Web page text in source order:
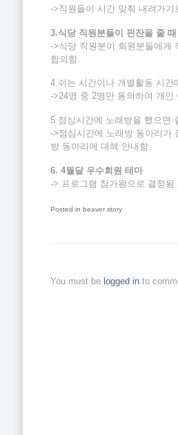
->직원들이 시간 맞춰 내려가기
3.식당 직원분들이 핀잔을 줄
->식당 직원분이 회원분들에게
합의함.
4.쉬는 시간이나 개별활동 시
->24명 중 2명만 동의하여 개
5.점심시간에 노래방을 했으면
->점심시간에 노래방 동아리가
방 동아리에 대해 안내함.
6. 4월달 우수회원 테마
-> 프로그램 참가왕으로 결정됨.
Posted in beaver story
You must be logged in to